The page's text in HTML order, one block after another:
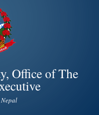
Office of The